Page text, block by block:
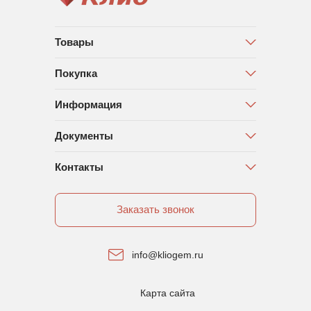
Товары
Покупка
Информация
Документы
Контакты
Заказать звонок
info@kliogem.ru
Карта сайта